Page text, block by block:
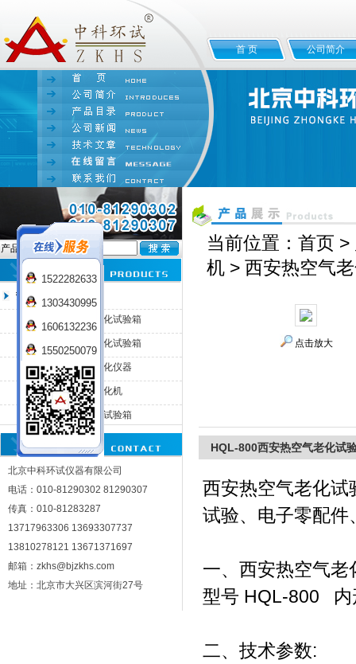
北京中科环试仪器有限公司
首 页 公司简介
产品名:
热空气老化试验箱
HQL-100热空气老化试验箱
HQL-225热空气老化试验箱
HQL-500热空气老化仪器
HQL-800热空气老化机
HQL-010换气老化试验箱
北京中科环试仪器有限公司
电话：010-81290302 81290307
传真：010-81283287
13717963306 13693307737
13810278121 13671371697
邮箱：zkhs@bjzkhs.com
地址：北京市大兴区滨河街27号
当前位置： 首页 >
机 > 西安热空气
点击放大
HQL-800西安热空气老化试
西安热空气老化
试验、电子零配件
一、西安热空气老
型号 HQL-800 内
二、技术参数:
1522282633
1303430995
1606132236
1550250079